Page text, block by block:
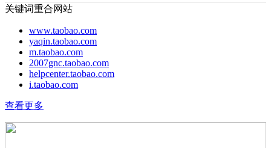
关键词重合网站
www.taobao.com
yaqin.taobao.com
m.taobao.com
2007gnc.taobao.com
helpcenter.taobao.com
i.taobao.com
查看更多